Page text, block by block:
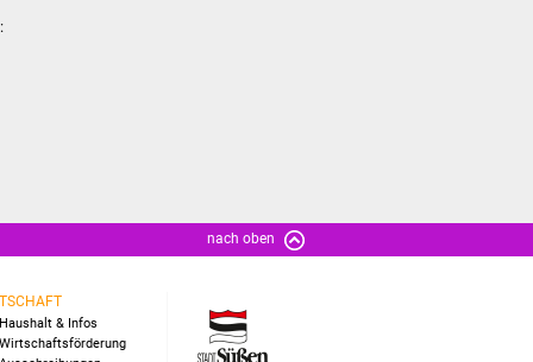
:
nach oben
Haushalt & Infos
Wirtschaftsförderung